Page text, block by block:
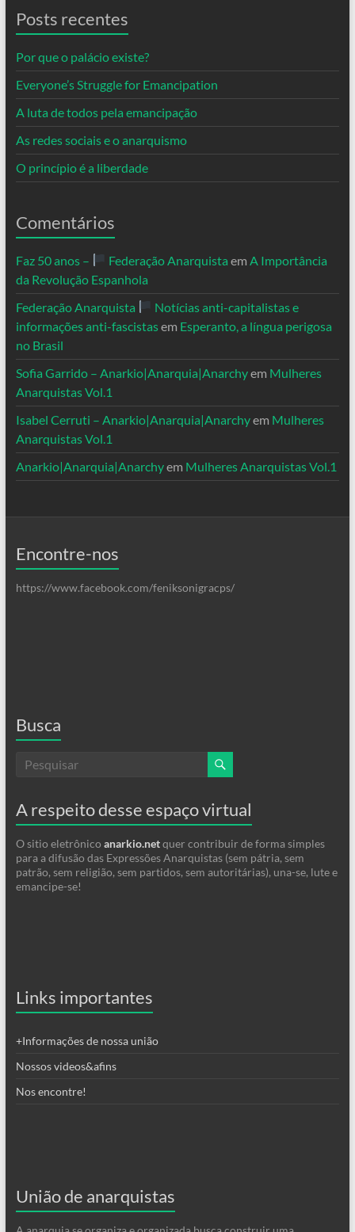
Posts recentes
Por que o palácio existe?
Everyone’s Struggle for Emancipation
A luta de todos pela emancipação
As redes sociais e o anarquismo
O princípio é a liberdade
Comentários
Faz 50 anos – Federação Anarquista em A Importância
da Revolução Espanhola
Federação Anarquista
Notícias anti-capitalistas e
informações anti-fascistasem Esperanto, a língua perigosa
no Brasil
Sofia Garrido – Anarkio|Anarquia|Anarchyem Mulheres
Anarquistas Vol.1
Isabel Cerruti – Anarkio|Anarquia|Anarchyem Mulheres
Anarquistas Vol.1
Anarkio|Anarquia|Anarchyem Mulheres Anarquistas Vol.1
Encontre-nos
https://www.facebook.com/feniksonigracps/
Busca
A respeito desse espaço virtual
O sitio eletrônico anarkio.netquer contribuir de forma simples
para a difusão das Expressões Anarquistas (sem pátria, sem
patrão, sem religião, sem partidos, sem autoritárias), una-se, lute e
emancipe-se!
Links importantes
+Informações de nossa união
Nossos videos&afins
Nos encontre!
União de anarquistas